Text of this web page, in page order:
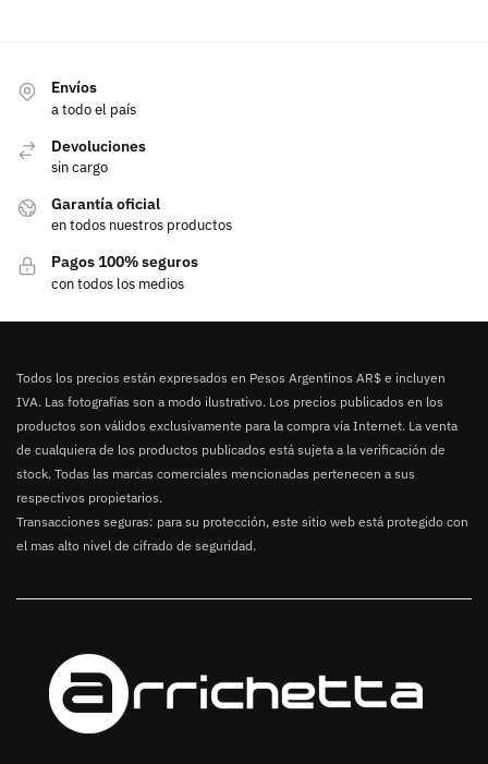
Envíos
a todo el país
Devoluciones
sin cargo
Garantía oficial
en todos nuestros productos
Pagos 100% seguros
con todos los medios
Todos los precios están expresados en Pesos Argentinos AR$ e incluyen
IVA. Las fotografías son a modo ilustrativo. Los precios publicados en los
productos son válidos exclusivamente para la compra vía Internet. La venta
de cualquiera de los productos publicados está sujeta a la verificación de
stock. Todas las marcas comerciales mencionadas pertenecen a sus
respectivos propietarios.
Transacciones seguras: para su protección, este sitio web está protegido con
el mas alto nivel de cifrado de seguridad.